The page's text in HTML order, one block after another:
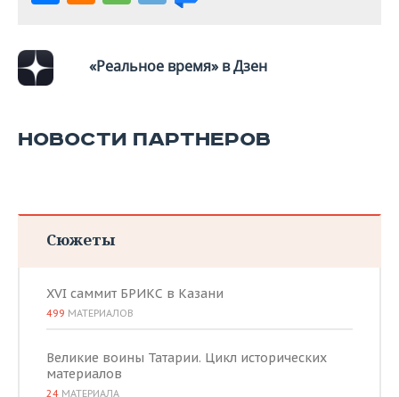
КИБЕРСПОРТ
ВОДНЫЕ ВИДЫ СПОРТА
КУЛЬТУРА
ОБРАЗОВАНИЕ
СПИСОК КОМПАНИЙ
«Реальное время» в Дзен
НОВОСТИ ПАРТНЕРОВ
Сюжеты
XVI саммит БРИКС в Казани
499 МАТЕРИАЛОВ
Великие воины Татарии. Цикл исторических
материалов
24 МАТЕРИАЛА